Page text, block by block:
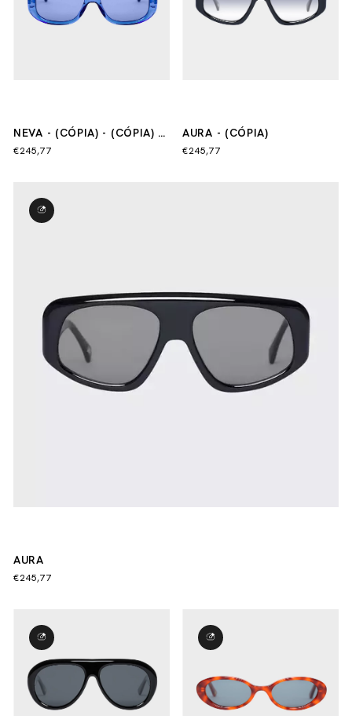
NEVA - (CÓPIA) - (CÓPIA) -
(CÓPIA) - (CÓPIA)
€245,77
AURA - (CÓPIA)
€245,77
AURA
€245,77